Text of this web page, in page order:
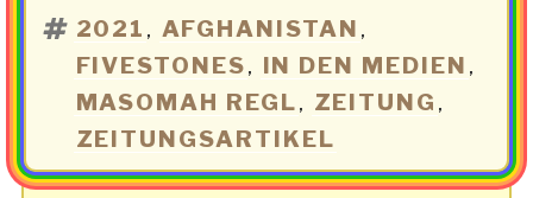
SCHLAGWÖRTER
2021 , AFGHANISTAN ,
FIVESTONES , IN DEN MEDIEN ,
MASOMAH REGL , ZEITUNG ,
ZEITUNGSARTIKEL